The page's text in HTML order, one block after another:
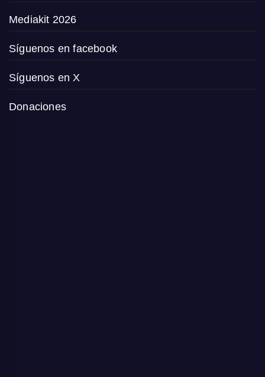
Mediakit 2026
Síguenos en facebook
Síguenos en X
Donaciones